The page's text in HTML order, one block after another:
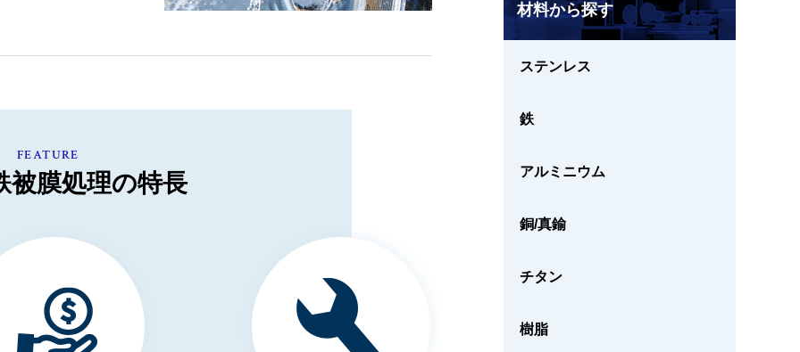
FEATURE
被膜処理の特長
材料から探す
ステンレス
鉄
アルミニウム
銅/真鍮
チタン
樹脂